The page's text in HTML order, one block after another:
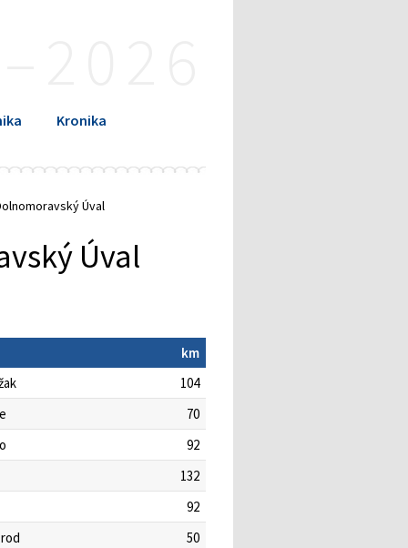
Kronika
Úval
Úval
km
104
70
92
132
92
50